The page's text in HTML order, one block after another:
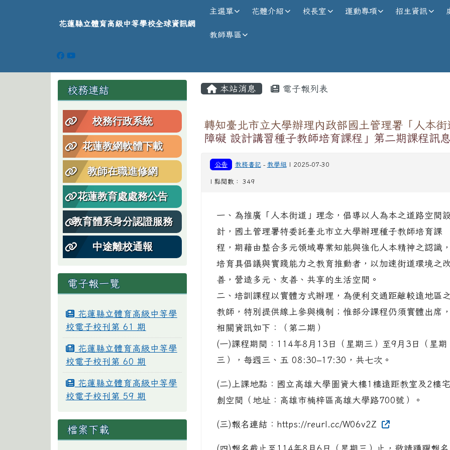
花蓮縣立體育高級中等學校全球資訊網
花蓮縣立體育高級中等學校全球資訊網
主選單 花體介紹 校長室 運動專項 招生資訊
教師專區
左邊區域內容
校務連結
校務行政系統
花蓮教網軟體下載
教師在職進修網
花蓮教育處處務公告
教育體系身分認證服務
中途離校通報
電子報一覽
花蓮縣立體育高級中等學
校電子校刊第 61 期
花蓮縣立體育高級中等學
校電子校刊第 60 期
花蓮縣立體育高級中等學
校電子校刊第 59 期
檔案下載
主內容區域
本站消息 電子報列表
轉知臺北市立大學辦理內政部國土管理署「人本街
障礙 設計講習種子教師培育課程」第二期課程訊息
公告 教務書記- 教學組 | 2025-07-30
| 點閱數： 349
一、為推廣「人本街道」理念，倡導以人為本之道路空間
計，國土管理署特委託臺北市立大學辦理種子教師培育課
程，期藉由整合多元領域專業知能與強化人本精神之認識，
培育具倡議與實踐能力之教育推動者，以加速街道環境之改
善，營造多元、友善、共享的生活空間。
二、培訓課程以實體方式辦理，為便利交通距離較遠地區之
教師，特別提供線上參與機制；惟部分課程仍須實體出席，
相關資訊如下：（第二期）
(一)課程期間：114年8月13日（星期三）至9月3日（星期
三），每週三、五 08:30–17:30，共七次。
(二)上課地點：國立高雄大學圖資大樓1樓遠距教室及2樓宅
創空間（地址：高雄市楠梓區高雄大學路700號）。
(三)報名連結：https://reurl.cc/W06v2Z
(四)報名截止至114年8月6日（星期三）止，敬請踴躍報名
頁尾區域